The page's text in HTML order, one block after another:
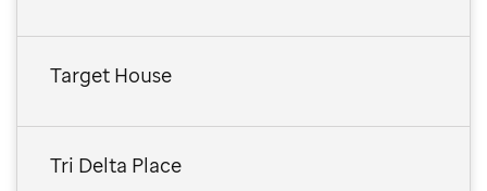
Target House
Tri Delta Place